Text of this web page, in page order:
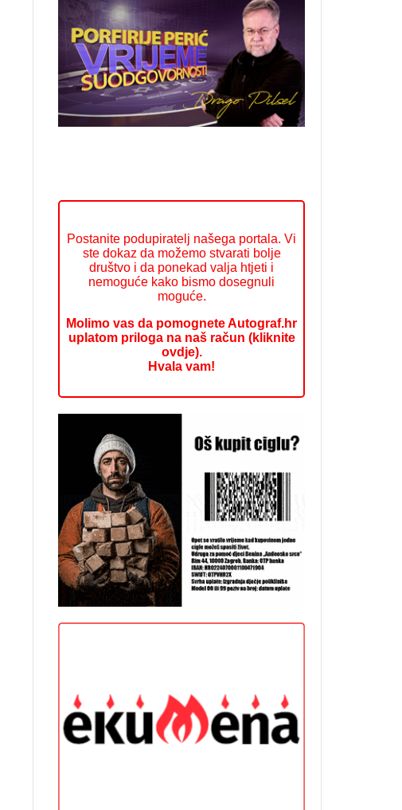
Postanite podupiratelj našega portala. Vi
ste dokaz da možemo stvarati bolje
društvo i da ponekad valja htjeti i
nemoguće kako bismo dosegnuli
moguće.
Molimo vas da pomognete Autograf.hr
uplatom priloga na naš račun (kliknite
ovdje).
Hvala vam!